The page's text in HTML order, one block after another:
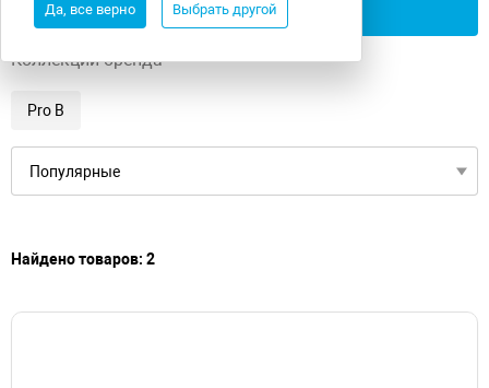
Да, все верно Выбрать другой
Применить фильтры
Коллекции бренда
Pro B
Найдено товаров: 2